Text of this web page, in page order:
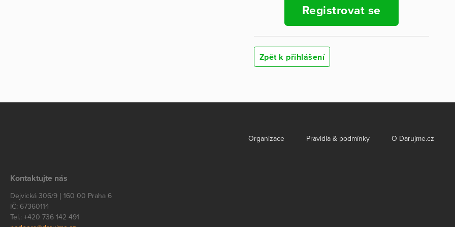
Registrovat se
Zpět k přihlášení
Organizace Pravidla & podmínky O Darujme.cz
Kontaktujte nás
Dejvická 306/9 | 160 00 Praha 6
IČ: 67360114
Tel.: +420 736 142 491